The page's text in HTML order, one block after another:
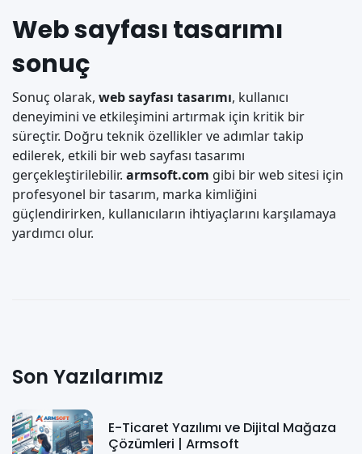
Web sayfası tasarımı
sonuç
Sonuç olarak, web sayfası tasarımı, kullanıcı
deneyimini ve etkileşimini artırmak için kritik bir
süreçtir. Doğru teknik özellikler ve adımlar takip
edilerek, etkili bir web sayfası tasarımı
gerçekleştirilebilir. armsoft.com gibi bir web sitesi için
profesyonel bir tasarım, marka kimliğini
güçlendirirken, kullanıcıların ihtiyaçlarını karşılamaya
yardımcı olur.
Son Yazılarımız
E-Ticaret Yazılımı ve Dijital Mağaza
Çözümleri | Armsoft